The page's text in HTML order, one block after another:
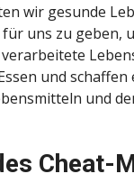
wir gesunde
uns zu geben,
und
und
Cheat-